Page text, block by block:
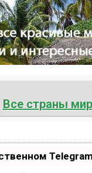
Все страны